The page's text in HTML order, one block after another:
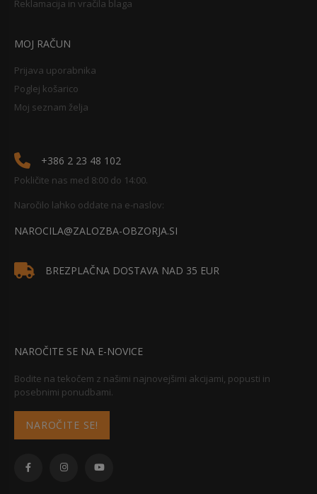
Reklamacija in vračila blaga
MOJ RAČUN
Prijava uporabnika
Poglej košarico
Moj seznam želja
+386 2 23 48 102
Pokličite nas med 8:00 do 14:00.
Naročilo lahko oddate na e-naslov:
NAROCILA@ZALOZBA-OBZORJA.SI
BREZPLAČNA DOSTAVA NAD 35 EUR
NAROČITE SE NA E-NOVICE
Bodite na tekočem z našimi najnovejšimi akcijami, popusti in
posebnimi ponudbami.
NAROČITE SE!